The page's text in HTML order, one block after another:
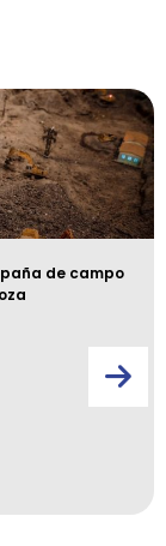
de campo